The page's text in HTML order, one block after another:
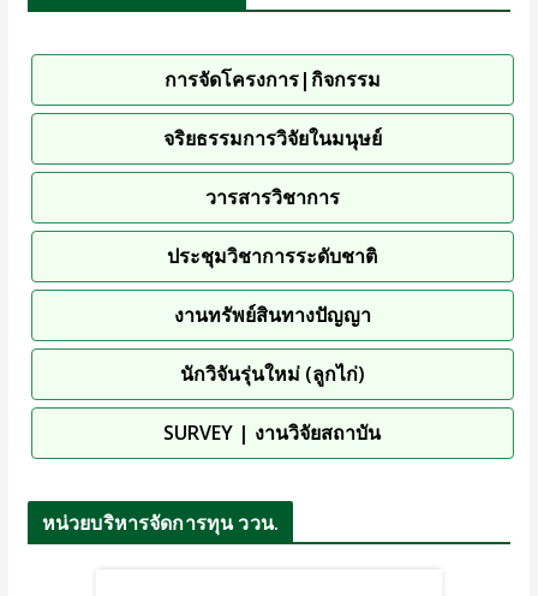
การจัดโครงการ|กิจกรรม
จริยธรรมการวิจัยในมนุษย์
วารสารวิชาการ
ประชุมวิชาการระดับชาติ
งานทรัพย์สินทางปัญญา
นักวิจันรุ่นใหม่ (ลูกไก่)
SURVEY | งานวิจัยสถาบัน
หน่วยบริหารจัดการทุน ววน.